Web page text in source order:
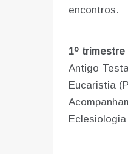
encontros.
1º
Antigo
Eucaristia